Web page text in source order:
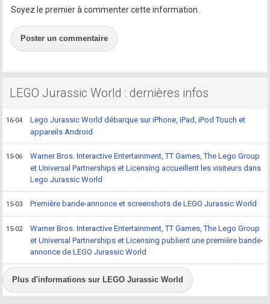
Soyez le premier à commenter cette information.
Poster un commentaire
LEGO Jurassic World : dernières infos
16-04
Lego Jurassic World débarque sur iPhone, iPad, iPod Touch et
appareils Android
15-06
Warner Bros. Interactive Entertainment, TT Games, The Lego Group
et Universal Partnerships et Licensing accueillent les visiteurs dans
Lego Jurassic World
15-03 Première bande-annonce et screenshots de LEGO Jurassic World
15-02
Warner Bros. Interactive Entertainment, TT Games, The Lego Group
et Universal Partnerships et Licensing publient une première bande-
annonce de LEGO Jurassic World
Plus d'informations sur LEGO Jurassic World